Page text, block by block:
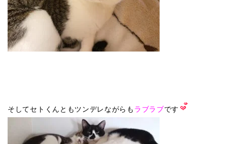
そしてセトくんともツンデレながらも ラブラブです